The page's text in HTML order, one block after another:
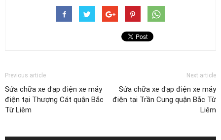
Previous article
Sửa chữa xe đạp điện xe máy
điện tại Thượng Cát quận Bắc
Từ Liêm
Next article
Sửa chữa xe đạp điện xe máy
điện tại Trần Cung quận Bắc Từ
Liêm